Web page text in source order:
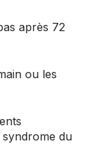
après 72
ou les
du